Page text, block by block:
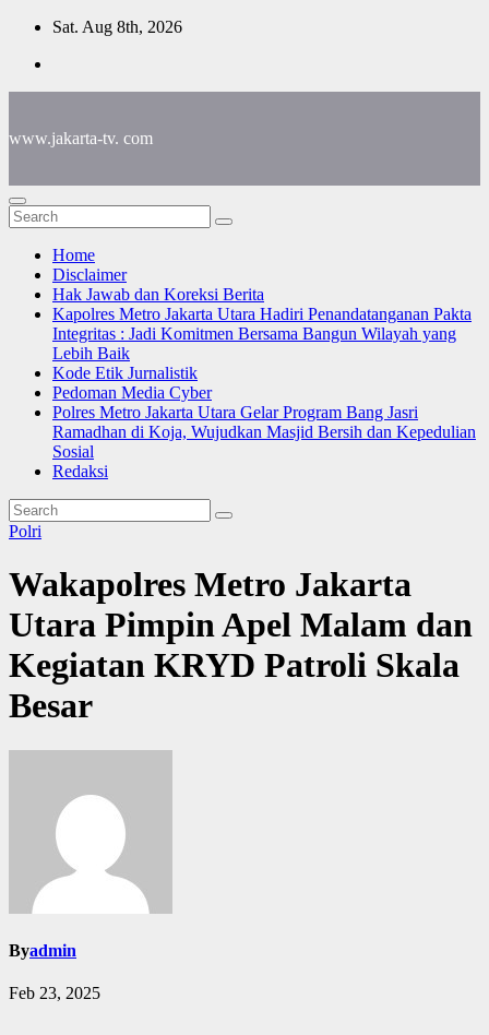
Skip
content
Sat. Aug 8th, 2026
www.jakarta-tv. com
Home
Disclaimer
Hak Jawab dan Koreksi Berita
Kapolres Metro Jakarta Utara Hadiri Penandatanganan Pakta
Integritas : Jadi Komitmen Bersama Bangun Wilayah yang
Lebih Baik
Kode Etik Jurnalistik
Pedoman Media Cyber
Polres Metro Jakarta Utara Gelar Program Bang Jasri
Ramadhan di Koja, Wujudkan Masjid Bersih dan Kepedulian
Sosial
Redaksi
Polri
Wakapolres Metro Jakarta
Utara Pimpin Apel Malam dan
Kegiatan KRYD Patroli Skala
Besar
Byadmin
Feb 23, 2025